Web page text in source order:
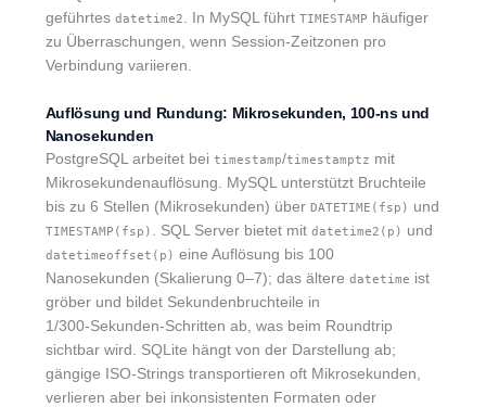
geführtes datetime2 . In MySQL führt TIMESTAMP häufiger
zu Überraschungen, wenn Session-Zeitzonen pro
Verbindung variieren.
Auflösung und Rundung: Mikrosekunden, 100‑ns und
Nanosekunden
PostgreSQL arbeitet bei timestamp/timestamptz mit
Mikrosekundenauflösung. MySQL unterstützt Bruchteile
bis zu 6 Stellen (Mikrosekunden) über DATETIME(fsp) und
TIMESTAMP(fsp) . SQL Server bietet mit datetime2(p) und
datetimeoffset(p) eine Auflösung bis 100
Nanosekunden (Skalierung 0–7); das ältere datetime ist
gröber und bildet Sekundenbruchteile in
1/300‑Sekunden-Schritten ab, was beim Roundtrip
sichtbar wird. SQLite hängt von der Darstellung ab;
gängige ISO-Strings transportieren oft Mikrosekunden,
verlieren aber bei inkonsistenten Formaten oder